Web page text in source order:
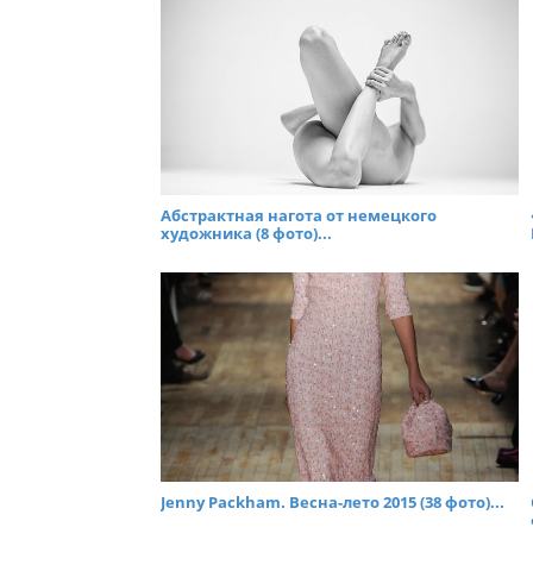
Абстрактная нагота от немецкого
художника (8 фото)...
Jenny Packham. Весна-лето 2015 (38 фото)...